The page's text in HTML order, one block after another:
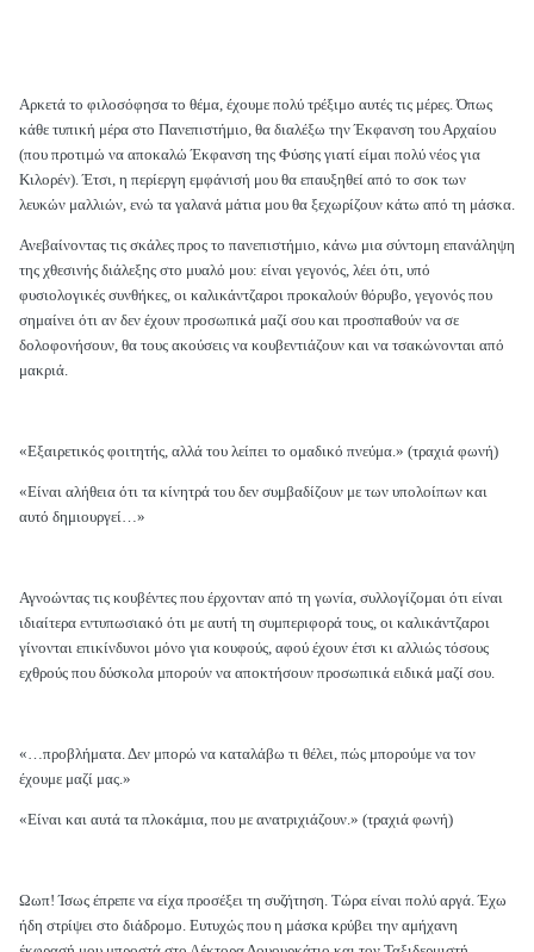
Αρκετά το φιλοσόφησα το θέμα, έχουμε πολύ τρέξιμο αυτές τις μέρες. Όπως
κάθε τυπική μέρα στο Πανεπιστήμιο, θα διαλέξω την Έκφανση του Αρχαίου
(που προτιμώ να αποκαλώ Έκφανση της Φύσης γιατί είμαι πολύ νέος για
Κιλορέν). Έτσι, η περίεργη εμφάνισή μου θα επαυξηθεί από το σοκ των
λευκών μαλλιών, ενώ τα γαλανά μάτια μου θα ξεχωρίζουν κάτω από τη μάσκα.
Ανεβαίνοντας τις σκάλες προς το πανεπιστήμιο, κάνω μια σύντομη επανάληψη
της χθεσινής διάλεξης στο μυαλό μου: είναι γεγονός, λέει ότι, υπό
φυσιολογικές συνθήκες, οι καλικάντζαροι προκαλούν θόρυβο, γεγονός που
σημαίνει ότι αν δεν έχουν προσωπικά μαζί σου και προσπαθούν να σε
δολοφονήσουν, θα τους ακούσεις να κουβεντιάζουν και να τσακώνονται από
μακριά.
«Εξαιρετικός φοιτητής, αλλά του λείπει το ομαδικό πνεύμα.» (τραχιά φωνή)
«Είναι αλήθεια ότι τα κίνητρά του δεν συμβαδίζουν με των υπολοίπων και
αυτό δημιουργεί…»
Αγνοώντας τις κουβέντες που έρχονταν από τη γωνία, συλλογίζομαι ότι είναι
ιδιαίτερα εντυπωσιακό ότι με αυτή τη συμπεριφορά τους, οι καλικάντζαροι
γίνονται επικίνδυνοι μόνο για κουφούς, αφού έχουν έτσι κι αλλιώς τόσους
εχθρούς που δύσκολα μπορούν να αποκτήσουν προσωπικά ειδικά μαζί σου.
«…προβλήματα. Δεν μπορώ να καταλάβω τι θέλει, πώς μπορούμε να τον
έχουμε μαζί μας.»
«Είναι και αυτά τα πλοκάμια, που με ανατριχιάζουν.» (τραχιά φωνή)
Ωωπ! Ίσως έπρεπε να είχα προσέξει τη συζήτηση. Τώρα είναι πολύ αργά. Έχω
ήδη στρίψει στο διάδρομο. Ευτυχώς που η μάσκα κρύβει την αμήχανη